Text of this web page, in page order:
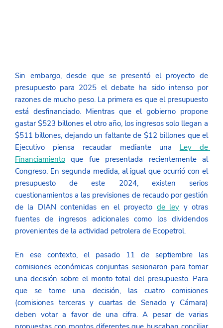
Sin embargo, desde que se presentó el proyecto de
presupuesto para 2025 el debate ha sido intenso por
razones de mucho peso. La primera es que el presupuesto
está desfinanciado. Mientras que el gobierno propone
gastar $523 billones el otro año, los ingresos solo llegan a
$511 billones, dejando un faltante de $12 billones que el
Ejecutivo piensa recaudar mediante una Ley de
Financiamiento que fue presentada recientemente al
Congreso. En segunda medida, al igual que ocurrió con el
presupuesto de este 2024, existen serios
cuestionamientos a las previsiones de recaudo por gestión
de la DIAN contenidas en el proyecto de ley y otras
fuentes de ingresos adicionales como los dividendos
provenientes de la actividad petrolera de Ecopetrol.
En ese contexto, el pasado 11 de septiembre las
comisiones económicas conjuntas sesionaron para tomar
una decisión sobre el monto total del presupuesto. Para
que se tome una decisión, las cuatro comisiones
(comisiones terceras y cuartas de Senado y Cámara)
deben votar a favor de una cifra. A pesar de varias